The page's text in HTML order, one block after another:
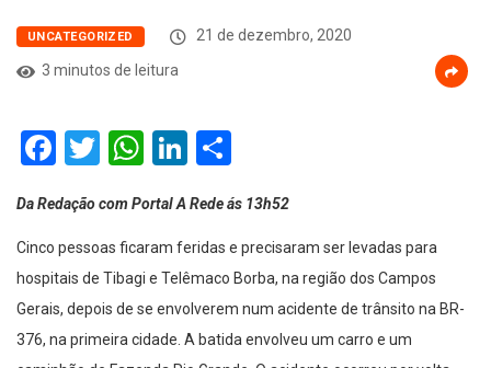
UNCATEGORIZED
21 de dezembro, 2020
3 minutos de leitura
Facebook
Twitter
WhatsApp
LinkedIn
Da Redação com Portal A Rede ás 13h52
Cinco pessoas ficaram feridas e precisaram ser levadas para
hospitais de Tibagi e Telêmaco Borba, na região dos Campos
Gerais, depois de se envolverem num acidente de trânsito na BR-
376, na primeira cidade. A batida envolveu um carro e um